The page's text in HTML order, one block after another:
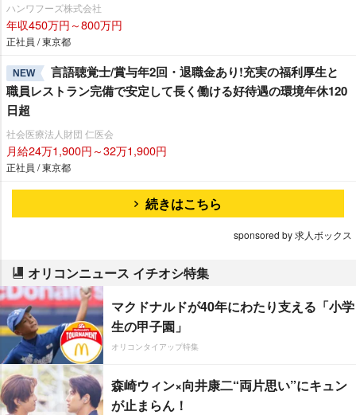
ハンワフーズ株式会社
年収450万円～800万円
正社員 / 東京都
NEW
言語聴覚士/賞与年2回・退職金あり!充実の福利厚生と
職員レストラン完備で安定して長く働ける好待遇の環境年休120
日超
社会医療法人財団 仁医会
月給24万1,900円～32万1,900円
正社員 / 東京都
続きはこちら
sponsored by 求人ボックス
オリコンニュース イチオシ特集
マクドナルドが40年にわたり支える「小学
生の甲子園」
オリコンタイアップ特集
森崎ウィン×向井康二“両片思い”にキュン
が止まらん！